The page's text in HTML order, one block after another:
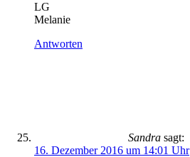
LG
Melanie
Antworten
Sandra sagt:
16. Dezember 2016 um 14:01 Uhr